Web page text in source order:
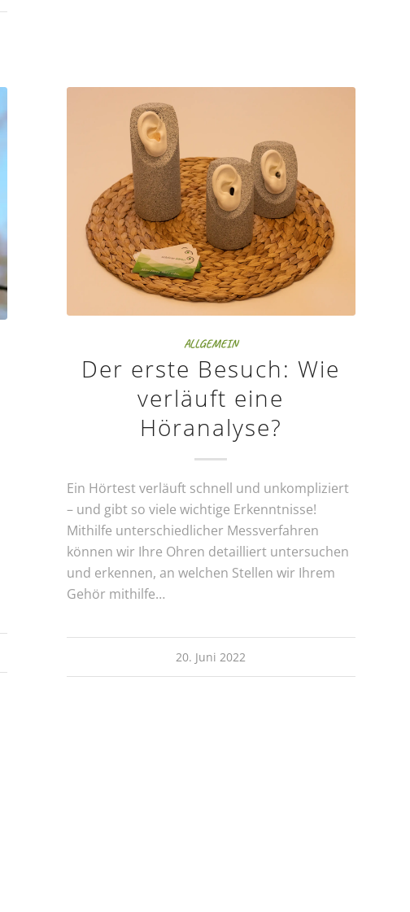
ALLGEMEIN
Der erste Besuch: Wie
verläuft eine
Höranalyse?
Ein Hörtest verläuft schnell und unkompliziert
– und gibt so viele wichtige Erkenntnisse!
Mithilfe unterschiedlicher Messverfahren
können wir Ihre Ohren detailliert untersuchen
und erkennen, an welchen Stellen wir Ihrem
Gehör mithilfe…
20. Juni 2022